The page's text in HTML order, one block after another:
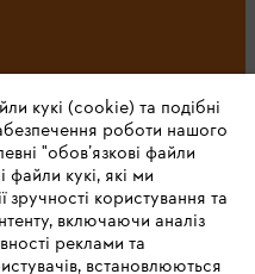
зараз
кукі (cookie) та подібні
роботи нашого
"обов’язкові файли
файли кукі, які ми
зручності користування та
включаючи аналіз
реклами та
встановлюються